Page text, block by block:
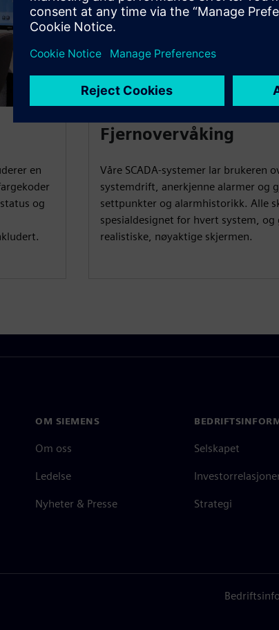
en
og
Fjernovervåking
Våre SCADA-systemer lar brukeren
systemdrift, anerkjenne alarmer og
settpunkter og alarmhistorikk. Alle
spesialdesignet for hvert system, og
realistiske, nøyaktige skjermen.
OM SIEMENS
Om oss
Ledelse
Nyheter & Presse
Selskapet
Strategi